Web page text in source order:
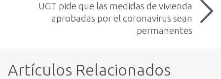
UGT pide que las medidas de vivienda
aprobadas por el coronavirus sean
permanentes
Artículos Relacionados